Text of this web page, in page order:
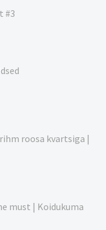
#3
roosa kvartsiga |
must | Koidukuma